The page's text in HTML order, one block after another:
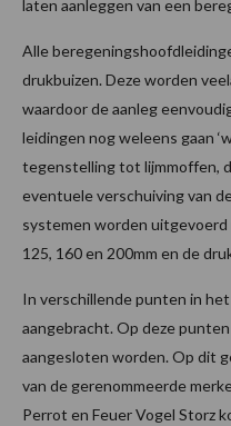
laten aanleggen van een
Alle
drukbuizen. Deze worden
waardoor de aanleg
leidingen nog weleens gaan
tegenstelling tot lijmmoffen,
eventuele verschuiving van
systemen worden
125, 160 en 200mm en de
In verschillende punten in
aangebracht. Op deze
aangesloten worden. Op dit
van de gerenommeerde
Perrot en Feuer Vogel Storz